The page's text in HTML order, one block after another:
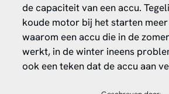
de capaciteit van een accu.
koude motor bij het starten
waarom een accu die in de
werkt, in de winter ineens
ook een teken dat de accu aan